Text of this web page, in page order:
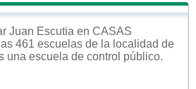
Juan Escutia en CASAS
461 escuelas de la localidad de
una escuela de control público.